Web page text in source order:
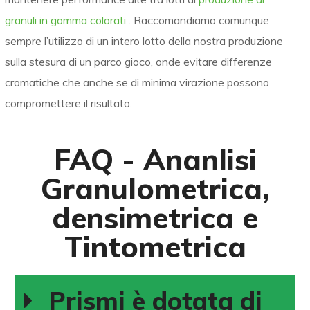
granuli in gomma colorati . Raccomandiamo comunque
sempre l’utilizzo di un intero lotto della nostra produzione
sulla stesura di un parco gioco, onde evitare differenze
cromatiche che anche se di minima virazione possono
compromettere il risultato.
FAQ - Ananlisi
Granulometrica,
densimetrica e
Tintometrica
Prismi è dotata di